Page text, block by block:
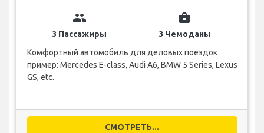
group
3 Пассажиры
business_center
3 Чемоданы
Комфортный автомобиль для деловых поездок
пример: Mercedes E-class, Audi A6, BMW 5 Series, Lexus
GS, etc.
СМОТРЕТЬ...